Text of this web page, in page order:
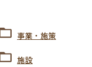
事業・施策
施設